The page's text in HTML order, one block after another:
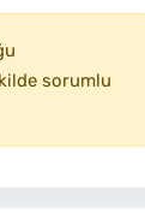
sorumlu